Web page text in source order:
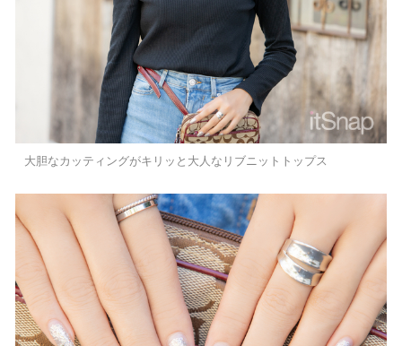
大胆なカッティングがキリッと大人なリブニットトップス